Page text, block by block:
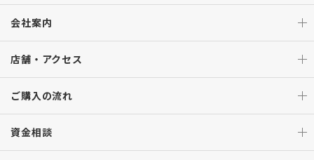
会社案内
店舗・アクセス
ご購入の流れ
資金相談